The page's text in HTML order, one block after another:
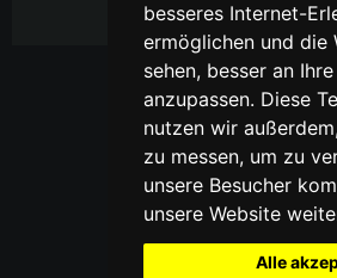
besseres Internet-
ermöglichen und die
sehen, besser an
anzupassen. Diese
nutzen wir
zu messen, um zu
unsere Besucher
unsere Website
Alle